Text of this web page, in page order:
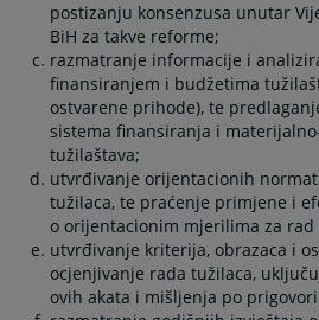
postizanju konsenzusa unutar
BiH za takve reforme;
razmatranje informacije i
finansiranjem i budžetima
ostvarene prihode), te
sistema finansiranja i
tužilaštava;
utvrđivanje orijentacionih
tužilaca, te praćenje primjene i
o orijentacionim mjerilima za rad
utvrđivanje kriterija, obrazaca i
ocjenjivanje rada tužilaca,
ovih akata i mišljenja po